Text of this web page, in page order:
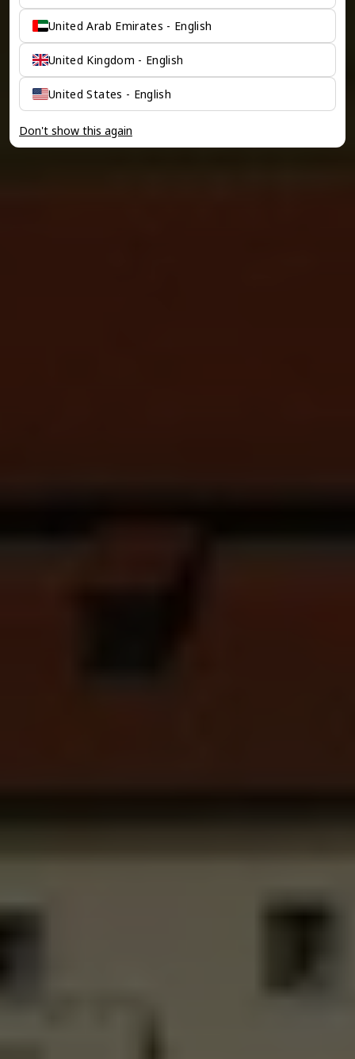
United Arab Emirates - English
United Kingdom - English
United States - English
Don't show this again